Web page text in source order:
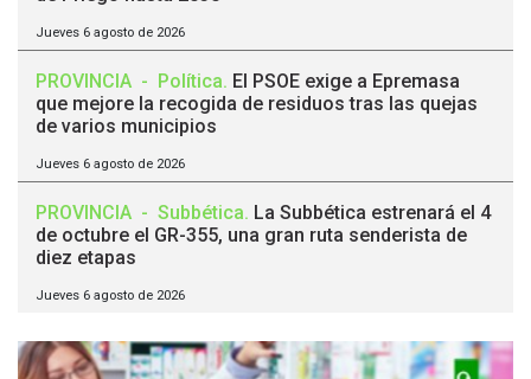
Jueves 6 agosto de 2026
PROVINCIA - Política. El PSOE exige a Epremasa
que mejore la recogida de residuos tras las quejas
de varios municipios
Jueves 6 agosto de 2026
PROVINCIA - Subbética. La Subbética estrenará el 4
de octubre el GR-355, una gran ruta senderista de
diez etapas
Jueves 6 agosto de 2026